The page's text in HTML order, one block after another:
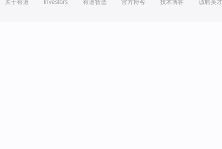
关于有道 Investors 有道智选 官方博客 技术博客 诚聘英才